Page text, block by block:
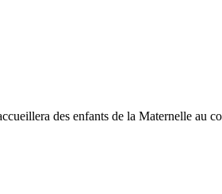
des enfants de la Maternelle au